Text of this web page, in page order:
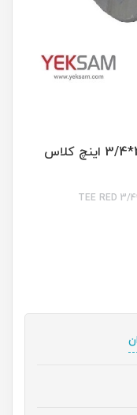
سه راهی تبدیلی فولادی ساکت ولد 2*3/4 اینچ کلاس
سه راه تبدیل کربن استیل ساکتی باسول سایز 2*3/4 TEE RED